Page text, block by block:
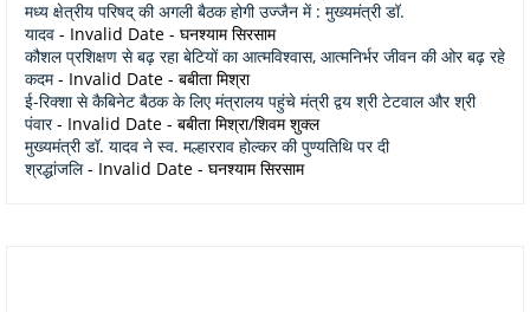
मध्य क्षेत्रीय परिषद् की अगली बैठक होगी उज्जैन में : मुख्यमंत्री डॉ.
यादव - Invalid Date - घनश्याम सिरसाम
कौशल प्रशिक्षण से बढ़ रहा बेटियों का आत्मविश्वास, आत्मनिर्भर जीवन की ओर बढ़ रहे
कदम- Invalid Date - बबीता मिश्रा
ई-रिक्शा से कैबिनेट बैठक के लिए मंत्रालय पहुंचे मंत्री द्वय श्री टेटवाल और श्री
पंवार- Invalid Date - बबीता मिश्रा/शिवम शुक्ल
मुख्यमंत्री डॉ. यादव ने स्व. मल्हारराव होल्कर की पुण्यतिथि पर दी
श्रद्धांजलि- Invalid Date - घनश्याम सिरसाम